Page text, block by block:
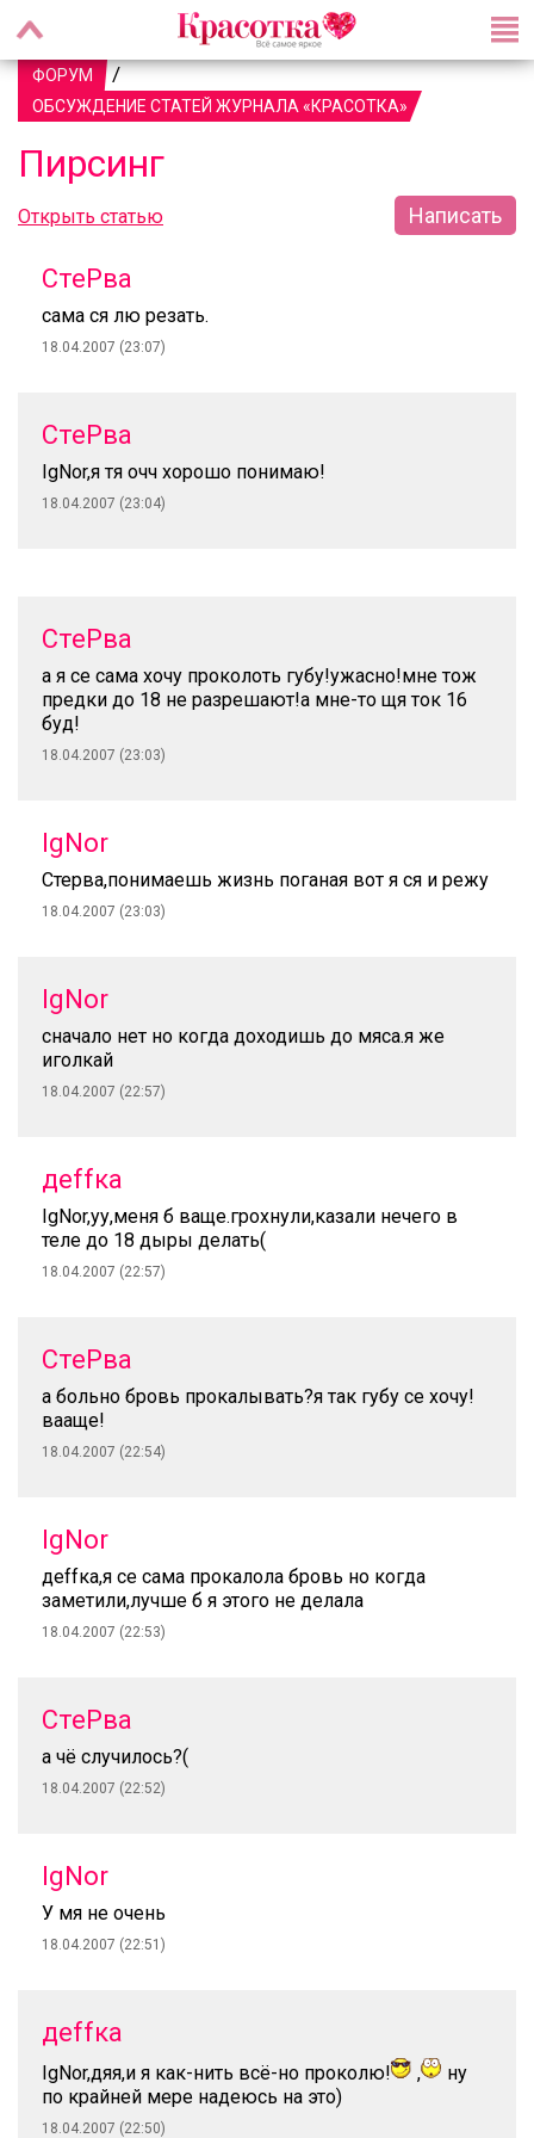
ФОРУМ /
ОБСУЖДЕНИЕ СТАТЕЙ ЖУРНАЛА «КРАСОТКА»
Пирсинг
Открыть статью Написать
СтеРва
сама ся лю резать.
18.04.2007 (23:07)
СтеРва
IgNor,я тя очч хорошо понимаю!
18.04.2007 (23:04)
СтеРва
а я се сама хочу проколоть губу!ужасно!мне тож
предки до 18 не разрешают!а мне-то щя ток 16
буд!
18.04.2007 (23:03)
IgNor
Стерва,понимаешь жизнь поганая вот я ся и режу
18.04.2007 (23:03)
IgNor
сначало нет но когда доходишь до мяса.я же
иголкай
18.04.2007 (22:57)
деffка
IgNor,уу,меня б ваще.грохнули,казали нечего в
теле до 18 дыры делать(
18.04.2007 (22:57)
СтеРва
а больно бровь прокалывать?я так губу се хочу!
вааще!
18.04.2007 (22:54)
IgNor
деffка,я се сама прокалола бровь но когда
заметили,лучше б я этого не делала
18.04.2007 (22:53)
СтеРва
а чё случилось?(
18.04.2007 (22:52)
IgNor
У мя не очень
18.04.2007 (22:51)
деffка
IgNor,дяя,и я как-нить всё-но проколю! ,
ну
по крайней мере надеюсь на это)
18.04.2007 (22:50)